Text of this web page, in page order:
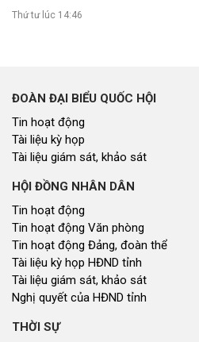
Thứ tư lúc 14:46
ĐOÀN ĐẠI BIỂU QUỐC HỘI
Tin hoạt động
Tài liệu kỳ họp
Tài liệu giám sát, khảo sát
HỘI ĐỒNG NHÂN DÂN
Tin hoạt động
Tin hoạt động Văn phòng
Tin hoạt động Đảng, đoàn thể
Tài liệu kỳ họp HĐND tỉnh
Tài liệu giám sát, khảo sát
Nghị quyết của HĐND tỉnh
THỜI SỰ